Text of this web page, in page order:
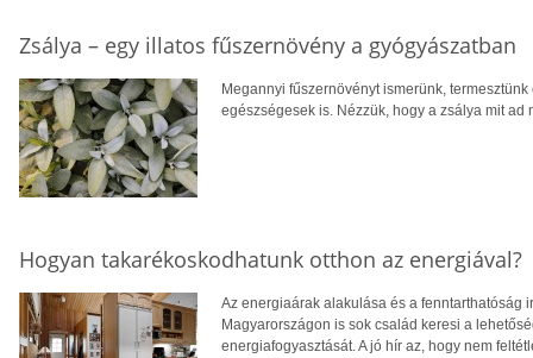
Zsálya – egy illatos fűszernövény a gyógyászatban
Megannyi fűszernövényt ismerünk,
egészségesek is. Nézzük, hogy a zsálya mit ad
Hogyan takarékoskodhatunk otthon az energiával?
Az energiaárak alakulása és a fenntarthatóság
Magyarországon is sok család keresi a
energiafogyasztását. A jó hír az, hogy nem